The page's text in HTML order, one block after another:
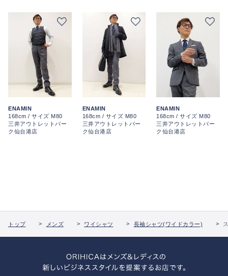
ENAMIN
168cm / サイズ M80
三井アウトレットパー
ク仙台港店
ENAMIN
168cm / サイズ M80
三井アウトレットパー
ク仙台港店
ENAMIN
168cm / サイズ M80
三井アウトレットパー
ク仙台港店
トップ メンズ ワイシャツ 長袖シャツ(ワイドカラー)